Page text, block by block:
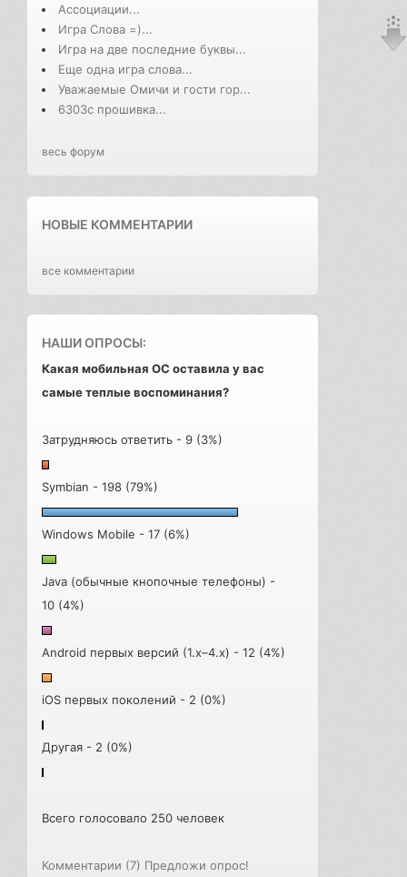
Ассоциации...
Игра Слова =)...
Игра на две последние буквы...
Еще одна игра слова...
Уважаемые Омичи и гости гор...
6303с прошивка...
весь форум
НОВЫЕ КОММЕНТАРИИ
все комментарии
НАШИ ОПРОСЫ:
Какая мобильная ОС оставила у вас
самые теплые воспоминания?
Затрудняюсь ответить - 9 (3%)
Symbian - 198 (79%)
Windows Mobile - 17 (6%)
Java (обычные кнопочные телефоны) -
10 (4%)
Android первых версий (1.x–4.x) - 12 (4%)
iOS первых поколений - 2 (0%)
Другая - 2 (0%)
Всего голосовало 250 человек
Комментарии (7) Предложи опрос!